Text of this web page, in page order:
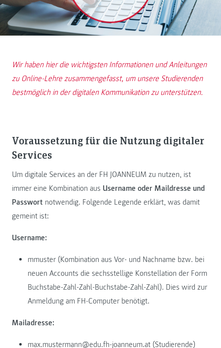
Wir haben hier die wichtigsten Informationen und Anleitungen
zu Online-Lehre zusammengefasst, um unsere Studierenden
bestmöglich in der digitalen Kommunikation zu unterstützen.
Voraussetzung für die Nutzung digitaler
Services
Um digitale Services an der FH JOANNEUM zu nutzen, ist
immer eine Kombination aus Username oder Maildresse und
Passwort notwendig. Folgende Legende erklärt, was damit
gemeint ist:
Username:
mmuster (Kombination aus Vor- und Nachname bzw. bei
neuen Accounts die sechsstellige Konstellation der Form
Buchstabe-Zahl-Zahl-Buchstabe-Zahl-Zahl). Dies wird zur
Anmeldung am FH-Computer benötigt.
Mailadresse:
max.mustermann@edu.fh-joanneum.at (Studierende)